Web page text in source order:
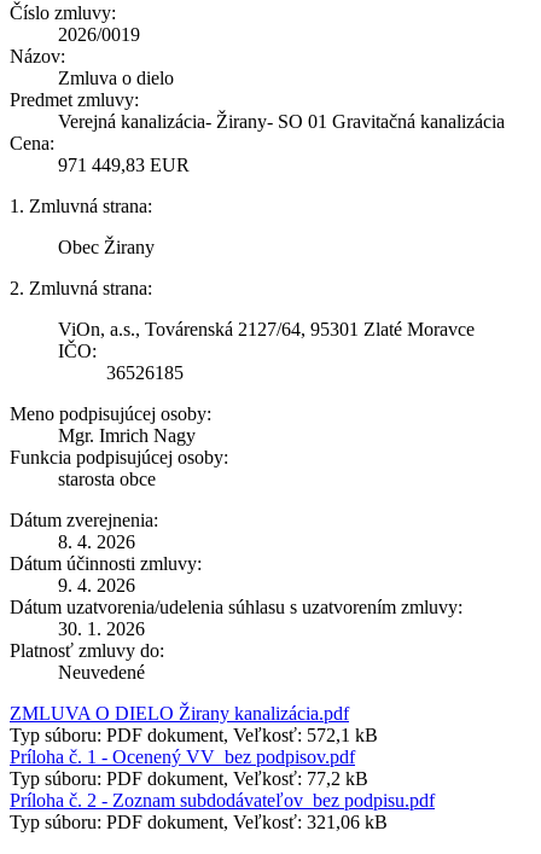
Číslo zmluvy:
2026/0019
Názov:
Zmluva o dielo
Predmet zmluvy:
Verejná kanalizácia- Žirany- SO 01 Gravitačná kanalizácia
Cena:
971 449,83 EUR
1. Zmluvná strana:
Obec Žirany
2. Zmluvná strana:
ViOn, a.s., Továrenská 2127/64, 95301 Zlaté Moravce
IČO:
36526185
Meno podpisujúcej osoby:
Mgr. Imrich Nagy
Funkcia podpisujúcej osoby:
starosta obce
Dátum zverejnenia:
8. 4. 2026
Dátum účinnosti zmluvy:
9. 4. 2026
Dátum uzatvorenia/udelenia súhlasu s uzatvorením zmluvy:
30. 1. 2026
Platnosť zmluvy do:
Neuvedené
ZMLUVA O DIELO Žirany kanalizácia.pdf
Typ súboru: PDF dokument, Veľkosť: 572,1 kB
Príloha č. 1 - Ocenený VV_bez podpisov.pdf
Typ súboru: PDF dokument, Veľkosť: 77,2 kB
Príloha č. 2 - Zoznam subdodávateľov_bez podpisu.pdf
Typ súboru: PDF dokument, Veľkosť: 321,06 kB